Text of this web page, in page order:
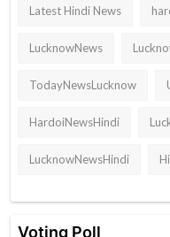
Latest Hindi News
LucknowNews
TodayNewsLucknow
HardoiNewsHindi
LucknowNewsHindi
Voting Poll